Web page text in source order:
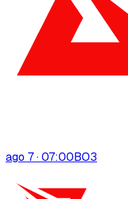
ago 7 · 07:00BO3